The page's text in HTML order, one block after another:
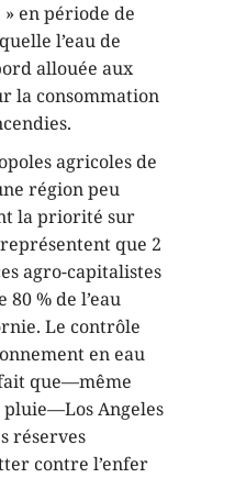
en période de
l’eau de
allouée aux
la consommation
agricoles de
région peu
la priorité sur
représentent que 2
agro-capitalistes
% de l’eau
Le contrôle
en eau
que—même
pluie—Los Angeles
réserves
contre l’enfer